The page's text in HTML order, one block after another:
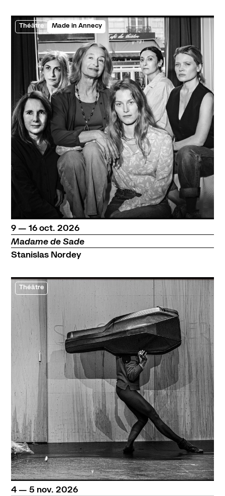
Théâtre Made in Annecy
du
9 — au
16octobre
oct. 2026
Madame de Sade
Stanislas Nordey
Théâtre
du
4 — au
5 novembre
nov. 2026